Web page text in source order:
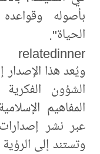
بأصوله
الحياة".
relatedinner
ويُعد هذا
الشؤون الفكرية
المفاهيم
عبر نشر
وتستند إلى